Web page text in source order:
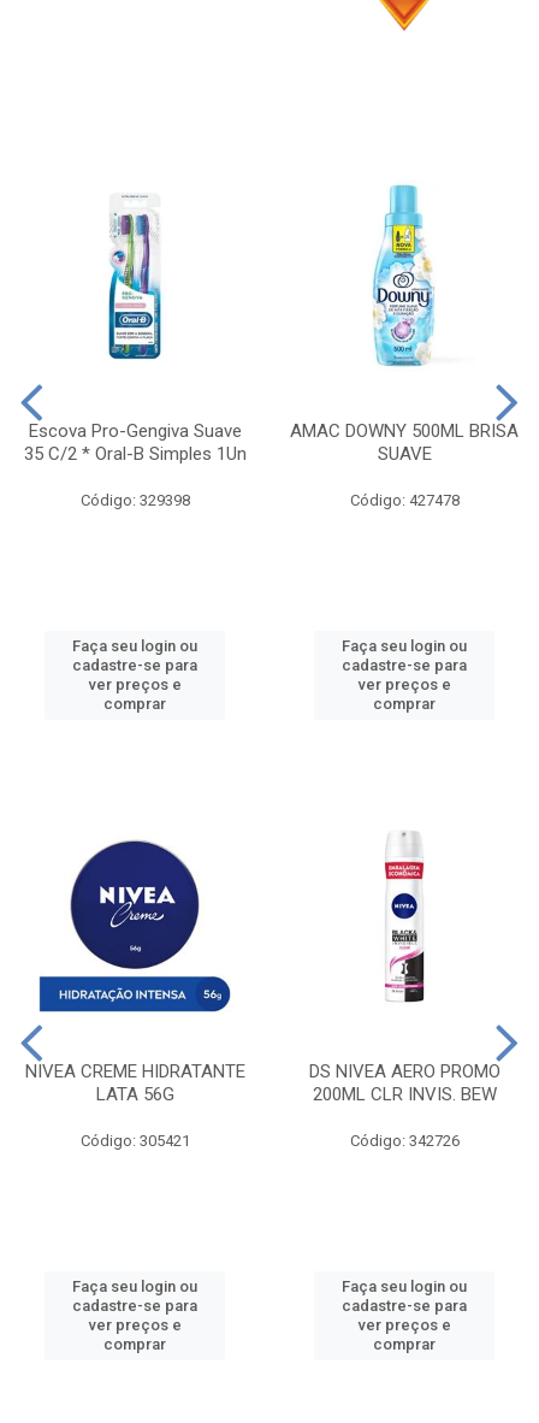
Escova Pro-Gengiva Suave
35 C/2 * Oral-B Simples 1Un
Código: 329398
Faça seu login ou
cadastre-se para
ver preços e
comprar
AMAC DOWNY 500ML BRISA
SUAVE
Código: 427478
Faça seu login ou
cadastre-se para
ver preços e
comprar
NIVEA CREME HIDRATANTE
LATA 56G
Código: 305421
Faça seu login ou
cadastre-se para
ver preços e
comprar
DS NIVEA AERO PROMO
200ML CLR INVIS. BEW
Código: 342726
Faça seu login ou
cadastre-se para
ver preços e
comprar